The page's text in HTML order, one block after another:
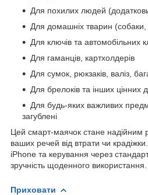
Для похилих людей
Для домашніх тварин (собаки,
Для ключів та автомобільних
Для гаманців, картхолдерів
Для сумок, рюкзаків, валіз,
Для брелоків та інших цінних
Для будь-яких важливих
загублені
Цей смарт-маячок стане надійним
ваших речей від втрати чи
iPhone та керування через
зручність щоденного використання.
Приховати